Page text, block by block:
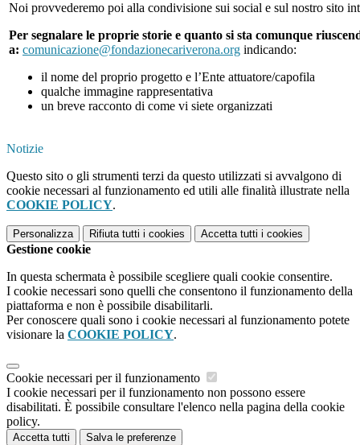
Noi provvederemo poi alla condivisione sui social e sul nostro sito
Per segnalare le proprie storie e quanto si sta comunque
a: comunicazione@fondazionecariverona.org indicando:
il nome del proprio progetto e l’Ente attuatore/capofila
qualche immagine rappresentativa
un breve racconto di come vi siete organizzati
Notizie
Questo sito o gli strumenti terzi da questo utilizzati si avvalgono di
cookie necessari al funzionamento ed utili alle finalità illustrate nella
COOKIE POLICY.
Personalizza Rifiuta tutti i cookies Accetta tutti i cookies
Gestione cookie
In questa schermata è possibile scegliere quali cookie consentire.
I cookie necessari sono quelli che consentono il funzionamento della
piattaforma e non è possibile disabilitarli.
Per conoscere quali sono i cookie necessari al funzionamento potete
visionare la COOKIE POLICY.
Cookie necessari per il funzionamento
I cookie necessari per il funzionamento non possono essere
disabilitati. È possibile consultare l'elenco nella pagina della cookie
policy.
Accetta tutti Salva le preferenze